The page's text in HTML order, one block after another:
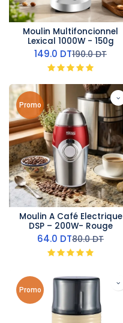
Moulin Multifoncionnel
Lexical 1000W - 150g
149.0 DT190.0DT
Promo
Moulin A Café Electrique
DSP – 200W- Rouge
64.0 DT80.0DT
Promo